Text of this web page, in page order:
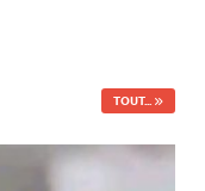
TOUT...